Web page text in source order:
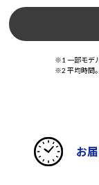
※1 一部モデ
※2 平均時間
お